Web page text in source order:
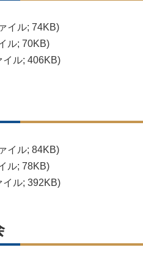
イル; 74KB)
ル; 70KB)
イル; 406KB)
イル; 84KB)
ル; 78KB)
イル; 392KB)